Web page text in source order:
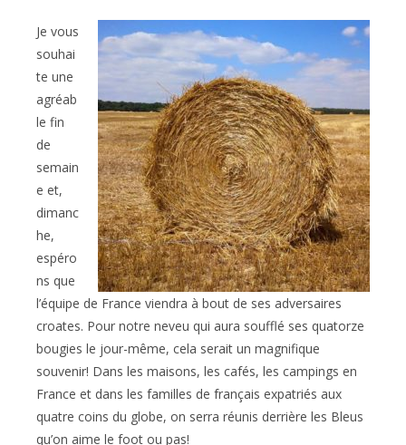
Je vous
souhai
te une
agréab
le fin
de
semain
e et,
dimanc
he,
espéro
ns que
l’équipe de France viendra à bout de ses adversaires
croates. Pour notre neveu qui aura soufflé ses quatorze
bougies le jour-même, cela serait un magnifique
souvenir! Dans les maisons, les cafés, les campings en
France et dans les familles de français expatriés aux
quatre coins du globe, on serra réunis derrière les Bleus
qu’on aime le foot ou pas!